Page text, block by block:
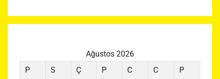
Ağustos 2026
P
S Ç P C C
P